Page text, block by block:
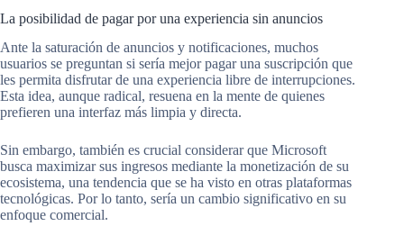
La posibilidad de pagar por una experiencia sin anuncios
Ante la saturación de anuncios y notificaciones, muchos
usuarios se preguntan si sería mejor pagar una suscripción que
les permita disfrutar de una experiencia libre de interrupciones.
Esta idea, aunque radical, resuena en la mente de quienes
prefieren una interfaz más limpia y directa.
Sin embargo, también es crucial considerar que Microsoft
busca maximizar sus ingresos mediante la monetización de su
ecosistema, una tendencia que se ha visto en otras plataformas
tecnológicas. Por lo tanto, sería un cambio significativo en su
enfoque comercial.